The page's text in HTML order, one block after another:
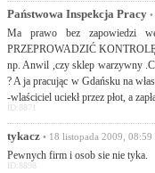
Państwowa Inspekcja Pracy
Ma prawo bez zapowiedzi
PRZEPROWADZIĆ KONTROLĘ
np. Anwil ,czy sklep warzywny
? A ja pracując w Gdańsku na
-wlaściciel uciekł przez płot, a
ID:8871
tykacz • 18 listopada 2009, 08:59
Pewnych firm i osob sie nie tyka.
ID:8898